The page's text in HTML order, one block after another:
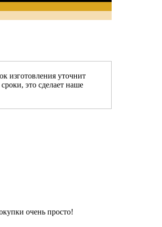
изготовления уточнит
это сделает наше
очень просто!